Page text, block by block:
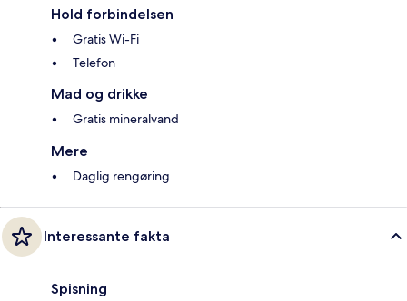
Hold forbindelsen
Gratis Wi-Fi
Telefon
Mad og drikke
Gratis mineralvand
Mere
Daglig rengøring
Interessante fakta
Spisning